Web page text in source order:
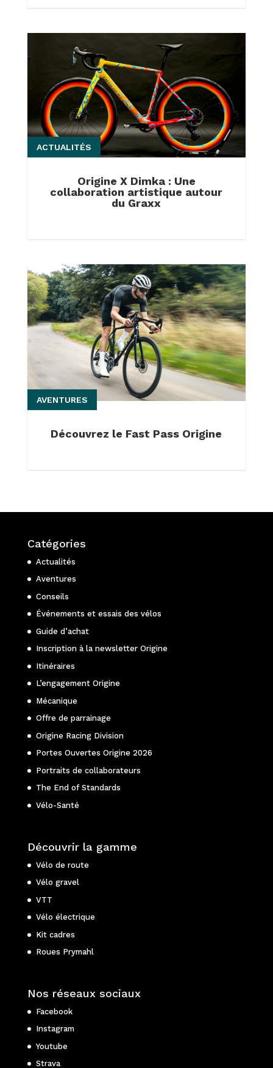
Origine X Dimka : Une
collaboration artistique autour
du Graxx
ACTUALITÉS
Découvrez le Fast Pass Origine
AVENTURES
Catégories
Actualités
Aventures
Conseils
Événements et essais des vélos
Guide d’achat
Inscription à la newsletter Origine
Itinéraires
L’engagement Origine
Mécanique
Offre de parrainage
Origine Racing Division
Portes Ouvertes Origine 2026
Portraits de collaborateurs
The End of Standards
Vélo-Santé
Découvrir la gamme
Vélo de route
Vélo gravel
VTT
Vélo électrique
Kit cadres
Roues Prymahl
Nos réseaux sociaux
Facebook
Instagram
Youtube
Strava